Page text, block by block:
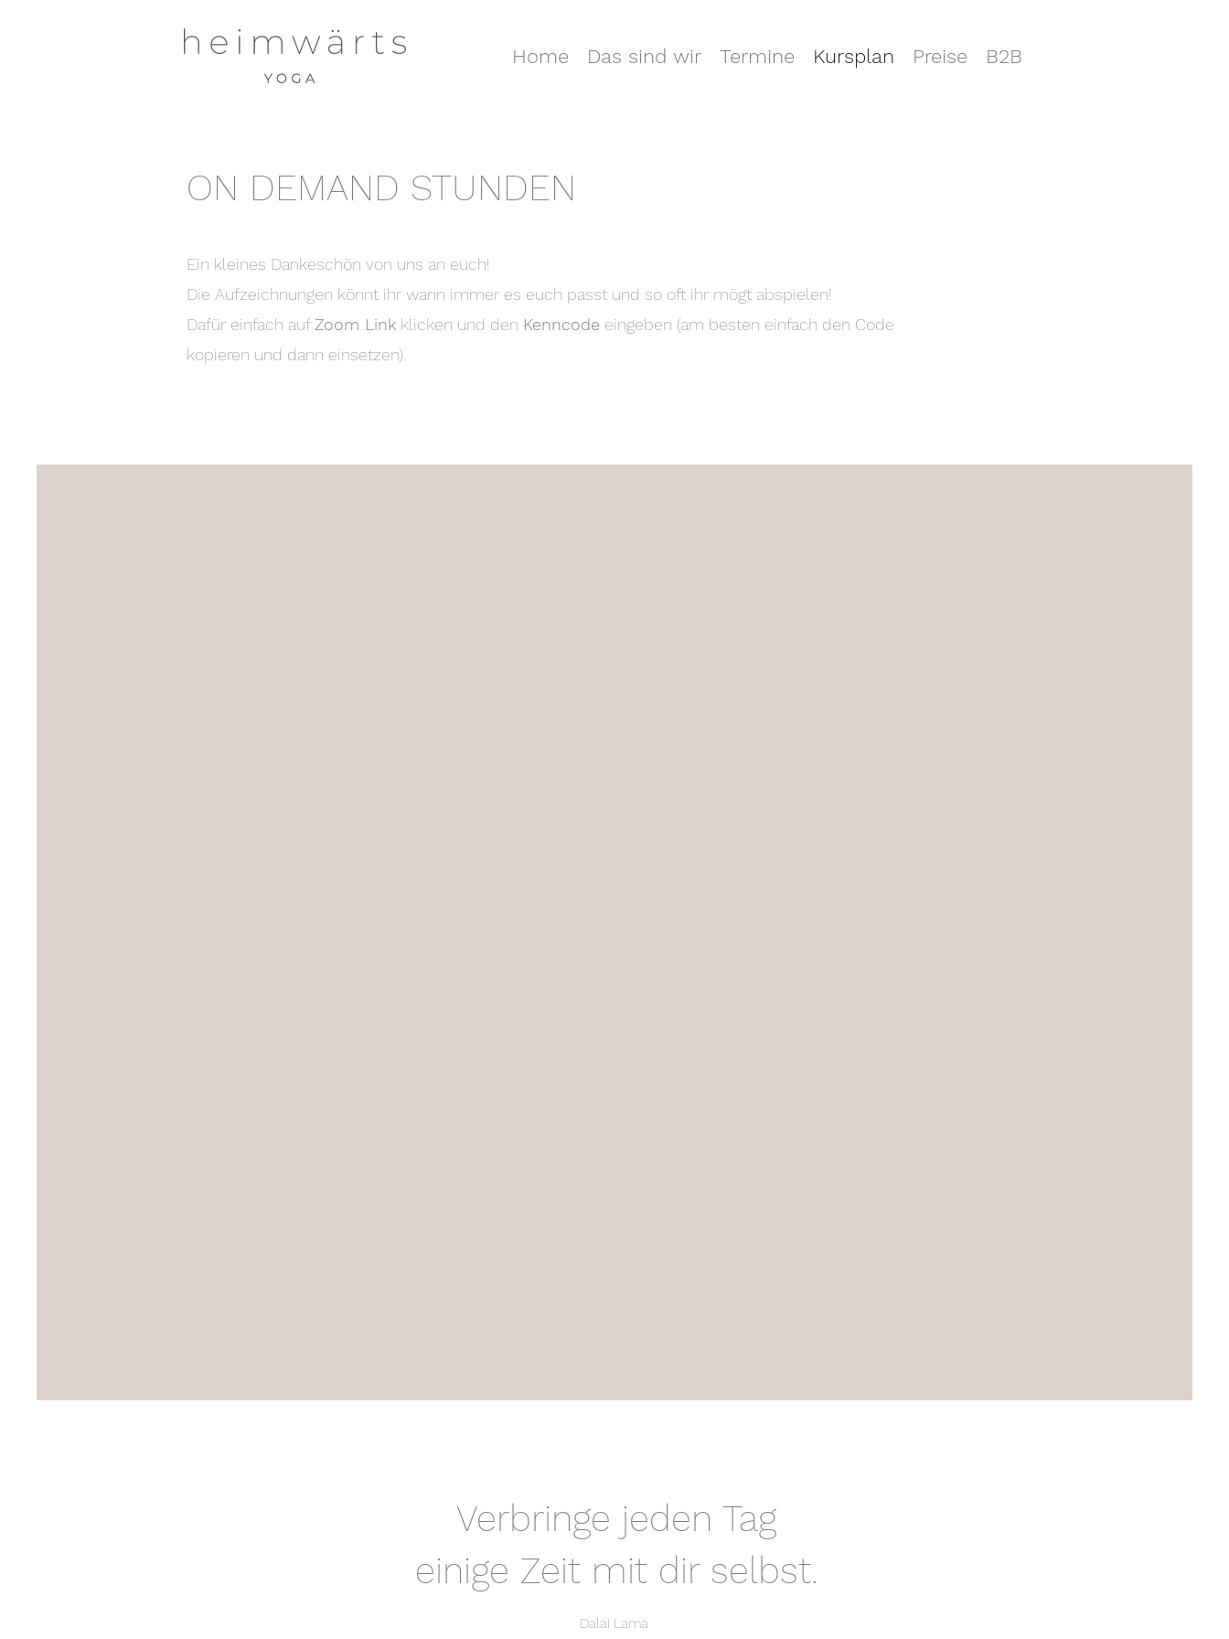
Home Das sind wir Termine Kursplan Preise B2B
ON DEMAND STUNDEN
Ein kleines Dankeschön von uns an euch!
Die Aufzeichnungen könnt ihr wann immer es euch passt und so oft ihr mögt abspielen!
Dafür einfach auf Zoom Link klicken und den Kenncode eingeben (am besten einfach den Code
kopieren und dann einsetzen).
Verbringe jeden Tag
einige Zeit mit dir selbst.
Dalai Lama